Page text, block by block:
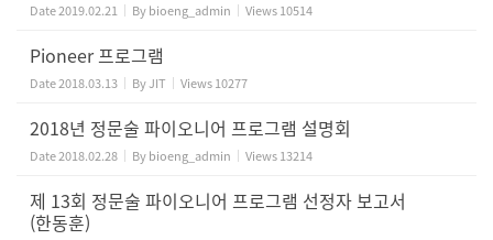
Date2019.02.21 Bybioeng_admin Views10514
Pioneer 프로그램
Date2018.03.13 ByJIT Views10277
2018년 정문술 파이오니어 프로그램 설명회
Date2018.02.28 Bybioeng_admin Views13214
제 13회 정문술 파이오니어 프로그램 선정자 보고서
(한동훈)